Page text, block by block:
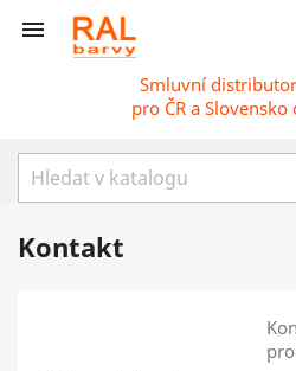

Smluvní
pro ČR a
Kontakt